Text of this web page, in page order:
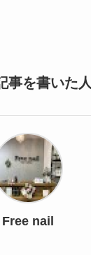
事を書いた人
Free nail